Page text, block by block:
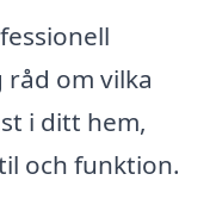
om vilka
i ditt hem,
och funktion.